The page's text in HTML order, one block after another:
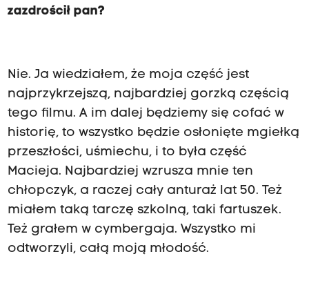
zazdrościł pan?
Nie. Ja wiedziałem, że moja część jest
najprzykrzejszą, najbardziej gorzką częścią
tego filmu. A im dalej będziemy się cofać w
historię, to wszystko będzie osłonięte mgiełką
przeszłości, uśmiechu, i to była część
Macieja. Najbardziej wzrusza mnie ten
chłopczyk, a raczej cały anturaż lat 50. Też
miałem taką tarczę szkolną, taki fartuszek.
Też grałem w cymbergaja. Wszystko mi
odtworzyli, całą moją młodość.